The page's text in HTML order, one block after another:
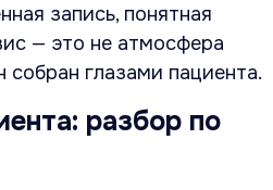
запись, понятная
— это не атмосфера
собран глазами пациента.
разбор по